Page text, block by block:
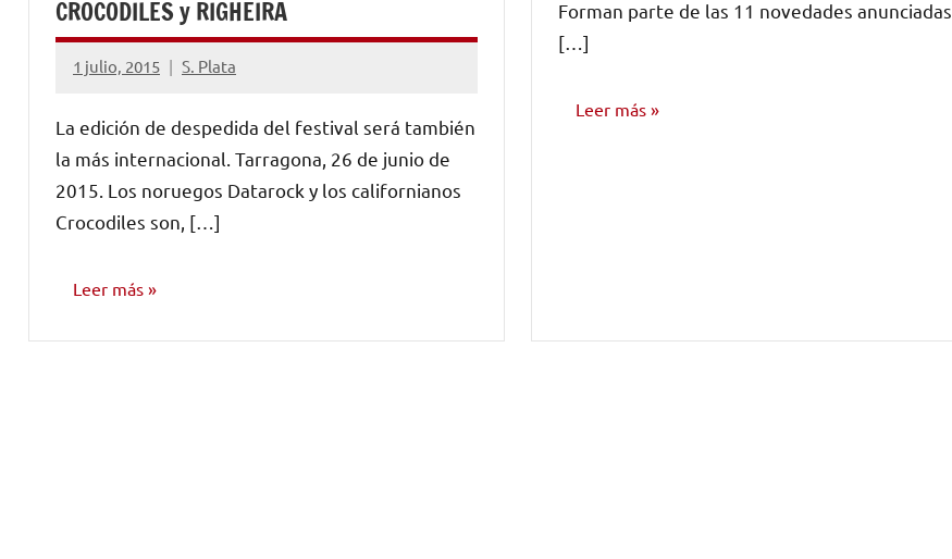
CROCODILES y RIGHEIRA
1 julio, 2015 S. Plata
No
comentarios
La edición de despedida del festival será también
la más internacional. Tarragona, 26 de junio de
2015. Los noruegos Datarock y los californianos
Crocodiles son, […]
Leer más
Forman parte de las 11 novedades anunciadas
[…]
Leer más